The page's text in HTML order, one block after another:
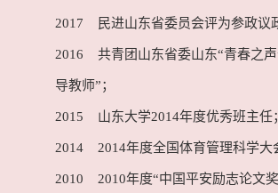
2017 民进山东省委员会评为参政议
2016 共青团山东省委山东“青春之
导教师”；
2015 山东大学2014年度优秀班主任；
2014 2014年度全国体育管理科学大
2010 2010年度“中国平安励志论文